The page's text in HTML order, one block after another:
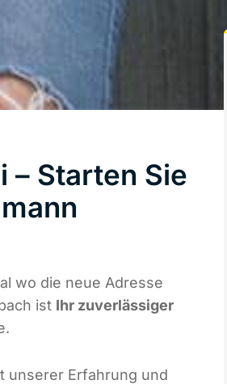
– Starten Sie
wo die neue Adresse
ist Ihr zuverlässiger
unserer Erfahrung und